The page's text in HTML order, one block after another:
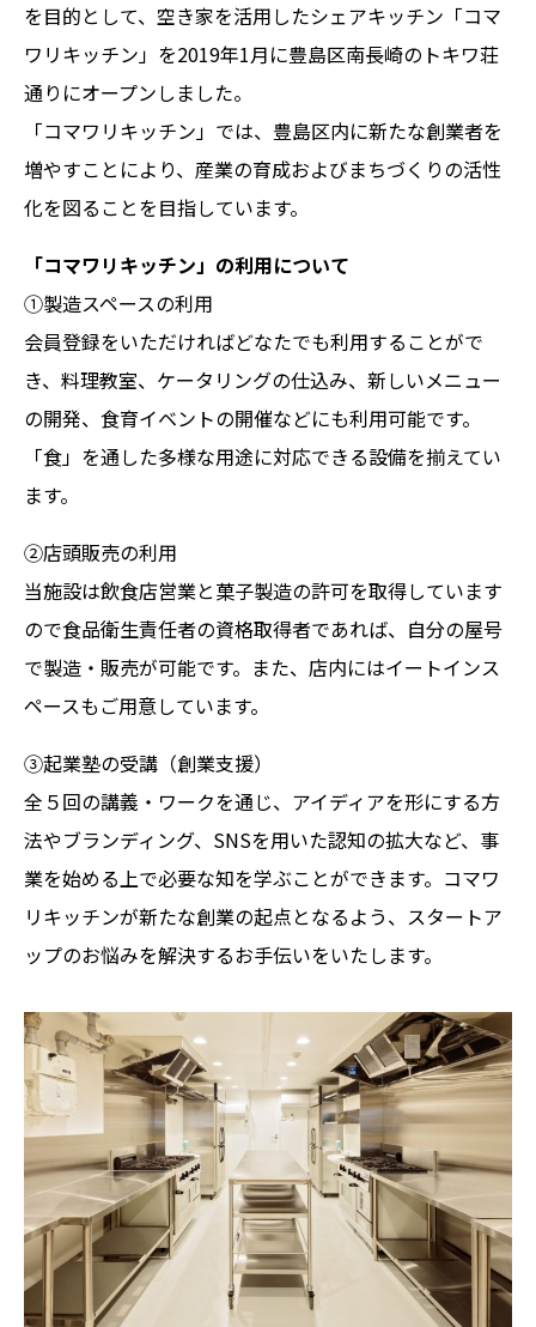
を目的として、空き家を活用したシェアキッチン「コマ
ワリキッチン」を2019年1月に豊島区南長崎のトキワ荘
通りにオープンしました。
「コマワリキッチン」では、豊島区内に新たな創業者を
増やすことにより、産業の育成およびまちづくりの活性
化を図ることを目指しています。
「コマワリキッチン」の利用について
①製造スペースの利用
会員登録をいただければどなたでも利用することがで
き、料理教室、ケータリングの仕込み、新しいメニュー
の開発、食育イベントの開催などにも利用可能です。
「食」を通した多様な用途に対応できる設備を揃えてい
ます。
②店頭販売の利用
当施設は飲食店営業と菓子製造の許可を取得しています
ので食品衛生責任者の資格取得者であれば、自分の屋号
で製造・販売が可能です。また、店内にはイートインス
ペースもご用意しています。
③起業塾の受講（創業支援）
全５回の講義・ワークを通じ、アイディアを形にする方
法やブランディング、SNSを用いた認知の拡大など、事
業を始める上で必要な知を学ぶことができます。コマワ
リキッチンが新たな創業の起点となるよう、スタートア
ップのお悩みを解決するお手伝いをいたします。